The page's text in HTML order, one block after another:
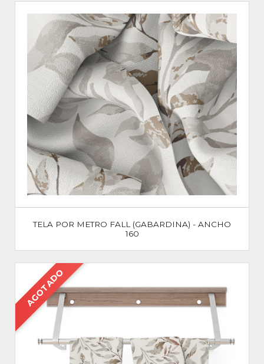
TELA POR METRO FALL (GABARDINA) - ANCHO
160
AGOTADO